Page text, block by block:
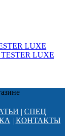
LUXE
| СПЕЦ
| КОНТАКТЫ